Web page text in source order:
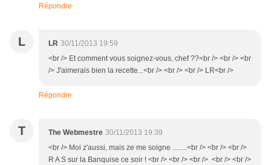
Répondre
L LR 30/11/2013 19:59
<br /> Et comment vous soignez-vous, chef ??<br /> <br /> <br
/> J'aimerais bien la recette...<br /> <br /> <br /> LR<br />
Répondre
T The Webmestre 30/11/2013 19:39
<br /> Moi z'aussi, mais ze me soigne ........<br /> <br /> <br />
R A S sur la Banquise ce soir ! <br /> <br /> <br /> <br /> <br />